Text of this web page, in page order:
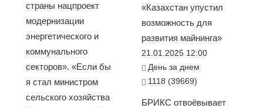
страны нацпроект
модернизации
энергетического и
коммунального
секторов». «Если бы
я стал министром
сельского хозяйства
«Казахстан упустил
возможность для
развития майнинга»
21.01.2025 12:00
День за днем
1118 (39669)
БРИКС отвоёвывает